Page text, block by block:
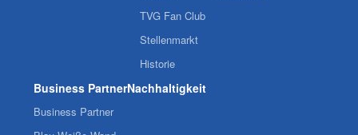
TVG Fan Club
Stellenmarkt
Historie
Business Partner
Business Partner
Nachhaltigkeit